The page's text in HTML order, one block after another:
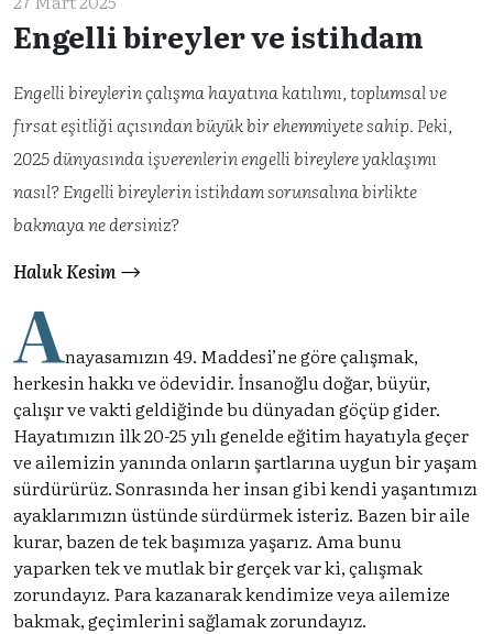
Engelli bireyler ve istihdam
Engelli bireylerin çalışma hayatına katılımı, toplumsal ve
fırsat eşitliği açısından büyük bir ehemmiyete sahip. Peki,
2025 dünyasında işverenlerin engelli bireylere yaklaşımı
nasıl? Engelli bireylerin istihdam sorunsalına birlikte
bakmaya ne dersiniz?
Haluk Kesim
Anayasamızın 49. Maddesi’ne göre çalışmak,
herkesin hakkı ve ödevidir. İnsanoğlu doğar, büyür,
çalışır ve vakti geldiğinde bu dünyadan göçüp gider.
Hayatımızın ilk 20-25 yılı genelde eğitim hayatıyla geçer
ve ailemizin yanında onların şartlarına uygun bir yaşam
sürdürürüz. Sonrasında her insan gibi kendi yaşantımızı
ayaklarımızın üstünde sürdürmek isteriz. Bazen bir aile
kurar, bazen de tek başımıza yaşarız. Ama bunu
yaparken tek ve mutlak bir gerçek var ki, çalışmak
zorundayız. Para kazanarak kendimize veya ailemize
bakmak, geçimlerini sağlamak zorundayız.